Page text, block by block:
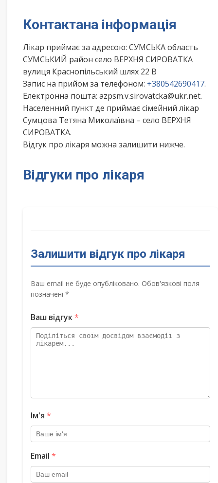
Контактана інформація
Лікар приймає за адресою: СУМСЬКА область
СУМСЬКИЙ район село ВЕРХНЯ СИРОВАТКА
вулиця Краснопільський шлях 22 В
Запис на прийом за телефоном: +380542690417.
Електронна пошта: azpsm.v.sirovatcka@ukr.net.
Населенний пункт де приймає сімейний лікар
Сумцова Тетяна Миколаївна – село ВЕРХНЯ
СИРОВАТКА.
Відгук про лікаря можна залишити нижче.
Відгуки про лікаря
Залишити відгук про лікаря
Ваш email не буде опубліковано. Обов'язкові поля
позначені *
Ваш відгук*
Ім'я *
Email *